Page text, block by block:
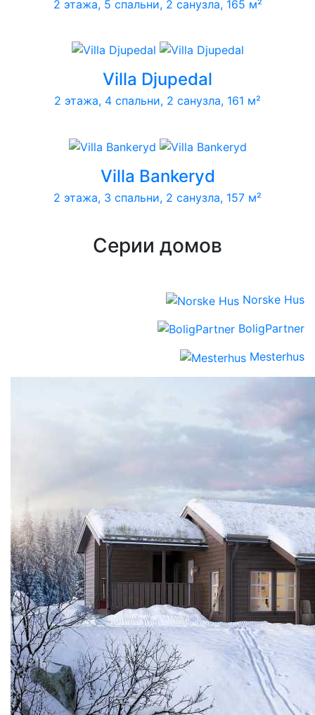
2 этажа, 5 спальни, 2 санузла, 165 м²
Villa Djupedal
2 этажа, 4 спальни, 2 санузла, 161 м²
Villa Bankeryd
2 этажа, 3 спальни, 2 санузла, 157 м²
Серии домов
Norske Hus
BoligPartner
Mesterhus